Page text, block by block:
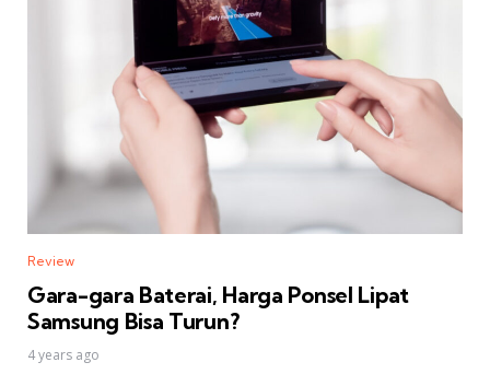
Review
Gara-gara Baterai, Harga Ponsel Lipat
Samsung Bisa Turun?
4 years ago